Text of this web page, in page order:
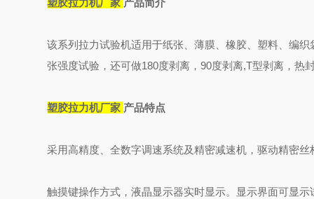
塑胶拉力机厂家 产品简介
该系列拉力试验机适用于纸张、薄膜、橡胶、塑料、编
张强度试验，还可做180度剥离，90度剥离,T型剥离，热
塑胶拉力机厂家 产品特点
采用高精度、全数字调速系统及精密减速机，驱动精密
触摸键操作方式，液晶显示器实时显示。显示界面可显